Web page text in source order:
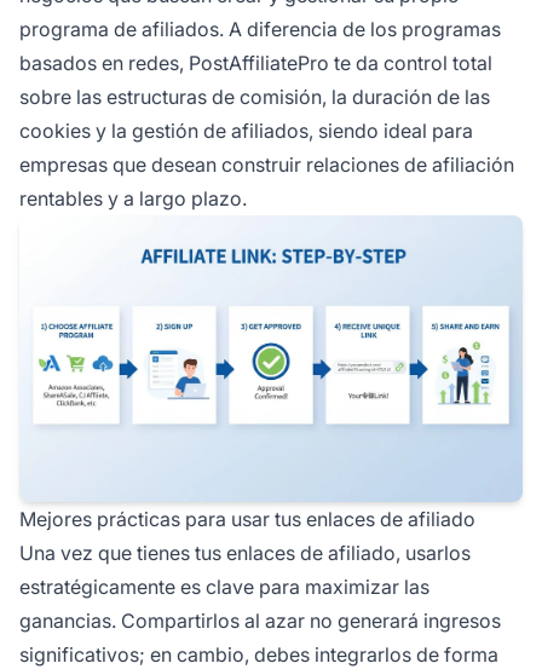
programa de afiliados. A diferencia de los programas
basados en redes, PostAffiliatePro te da control total
sobre las estructuras de comisión, la duración de las
cookies y la gestión de afiliados, siendo ideal para
empresas que desean construir relaciones de afiliación
rentables y a largo plazo.
Mejores prácticas para usar tus enlaces de afiliado
Una vez que tienes tus enlaces de afiliado, usarlos
estratégicamente es clave para maximizar las
ganancias. Compartirlos al azar no generará ingresos
significativos; en cambio, debes integrarlos de forma